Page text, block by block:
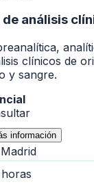
análisis
clínicos de
y sangre.
información
Madrid